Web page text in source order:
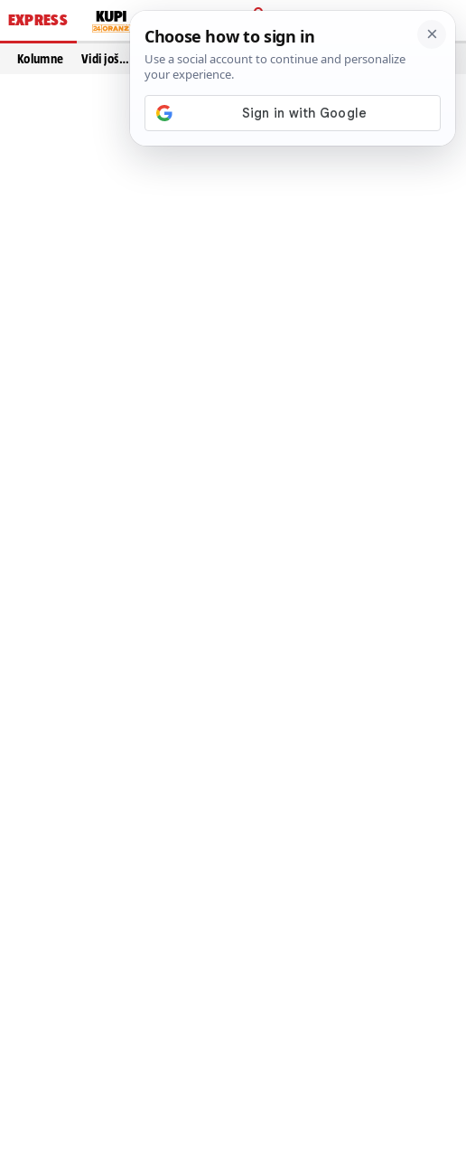
EXPRESS
PRIJAVA
Kolumne Vidi još…